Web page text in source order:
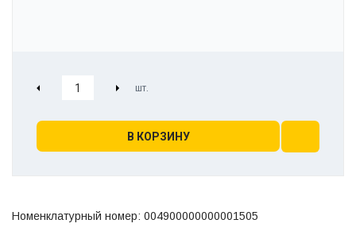
В КОРЗИНУ
Номенклатурный номер: 004900000000001505